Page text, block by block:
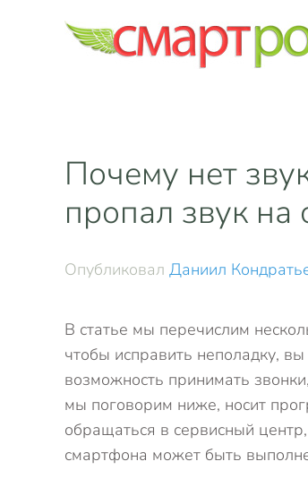
Skip to main content
Почему нет
пропал звук
Опубликовал Даниил
В статье мы перечислим
чтобы исправить неполадку,
возможность принимать
мы поговорим ниже, носит
обращаться в сервисный
смартфона может быть